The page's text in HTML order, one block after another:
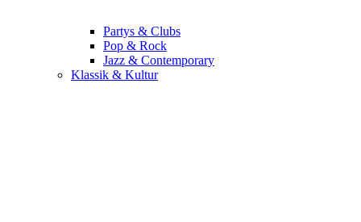
Partys & Clubs
Pop & Rock
Jazz & Contemporary
Klassik & Kultur